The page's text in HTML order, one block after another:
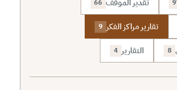
تقدير الموقف 66
تقارير مراكز الفكر 9
8 التقارير 4